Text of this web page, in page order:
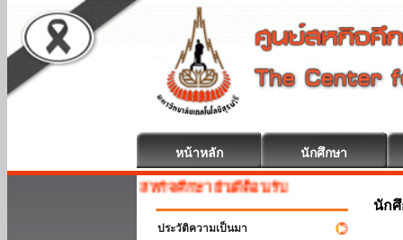
หน้าหลัก นักศึกษา
สหกิจศึกษา ยินดีต้อนรับ
ประวัติความเป็นมา
นัก